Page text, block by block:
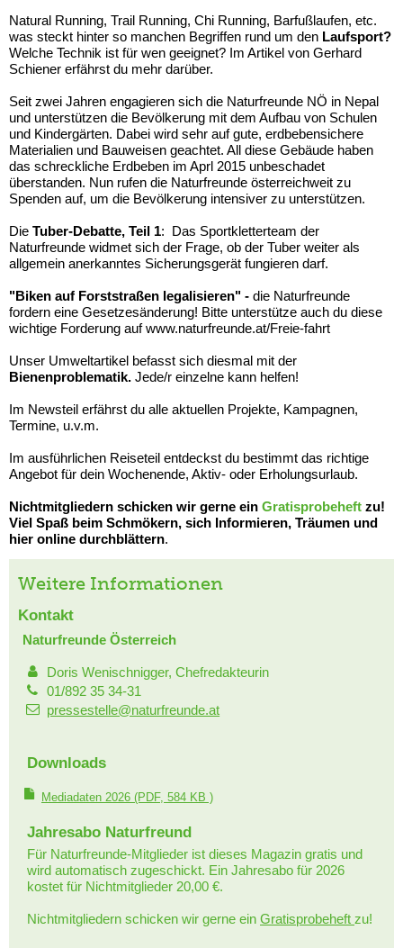
Natural Running, Trail Running, Chi Running, Barfußlaufen, etc.
was steckt hinter so manchen Begriffen rund um den Laufsport?
Welche Technik ist für wen geeignet? Im Artikel von Gerhard
Schiener erfährst du mehr darüber.
Seit zwei Jahren engagieren sich die Naturfreunde NÖ in Nepal
und unterstützen die Bevölkerung mit dem Aufbau von Schulen
und Kindergärten. Dabei wird sehr auf gute, erdbebensichere
Materialien und Bauweisen geachtet. All diese Gebäude haben
das schreckliche Erdbeben im Aprl 2015 unbeschadet
überstanden. Nun rufen die Naturfreunde österreichweit zu
Spenden auf, um die Bevölkerung intensiver zu unterstützen.
Die Tuber-Debatte, Teil 1: Das Sportkletterteam der
Naturfreunde widmet sich der Frage, ob der Tuber weiter als
allgemein anerkanntes Sicherungsgerät fungieren darf.
"Biken auf Forststraßen legalisieren" - die Naturfreunde
fordern eine Gesetzesänderung! Bitte unterstütze auch du diese
wichtige Forderung auf www.naturfreunde.at/Freie-fahrt
Unser Umweltartikel befasst sich diesmal mit der
Bienenproblematik. Jede/r einzelne kann helfen!
Im Newsteil erfährst du alle aktuellen Projekte, Kampagnen,
Termine, u.v.m.
Im ausführlichen Reiseteil entdeckst du bestimmt das richtige
Angebot für dein Wochenende, Aktiv- oder Erholungsurlaub.
Nichtmitgliedern schicken wir gerne ein Gratisprobeheft zu!
Viel Spaß beim Schmökern, sich Informieren, Träumen und
hier online durchblättern.
Weitere Informationen
Kontakt
Naturfreunde Österreich
Doris Wenischnigger, Chefredakteurin
01/892 35 34-31
pressestelle@naturfreunde.at
Downloads
Mediadaten 2026 (PDF, 584 KB )
Jahresabo Naturfreund
Für Naturfreunde-Mitglieder ist dieses Magazin gratis und
wird automatisch zugeschickt. Ein Jahresabo für 2026
kostet für Nichtmitglieder 20,00 €.
Nichtmitgliedern schicken wir gerne ein Gratisprobeheft zu!